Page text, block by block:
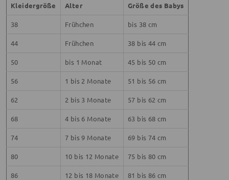
Kleidergröße Alter Größe des Babys
38 Frühchen bis 38 cm
44 Frühchen 38 bis 44 cm
50 bis 1 Monat 45 bis 50 cm
56 1 bis 2 Monate 51 bis 56 cm
62 2 bis 3 Monate 57 bis 62 cm
68 4 bis 6 Monate 63 bis 68 cm
74 7 bis 9 Monate 69 bis 74 cm
80 10 bis 12 Monate 75 bis 80 cm
86 12 bis 18 Monate 81 bis 86 cm